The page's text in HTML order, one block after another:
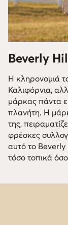
Beverly
Η κληρονομιά
Καλιφόρνια,
μάρκας πάντα
πλανήτη. Η
της,
φρέσκες
αυτό το Beverly
τόσο τοπικά